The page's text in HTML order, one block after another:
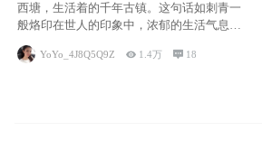
西塘，生活着的千年古镇。这句话如刺青一
般烙印在世人的印象中，浓郁的生活气息，
小桥流水
YoYo_4J8Q5Q9Z  1.4万  18